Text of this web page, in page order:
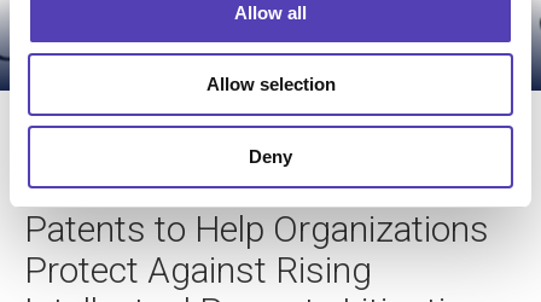
n
Allow all
Allow selection
Deny
Anaqua Acquires Unified
Patents to Help Organizations
Protect Against Rising